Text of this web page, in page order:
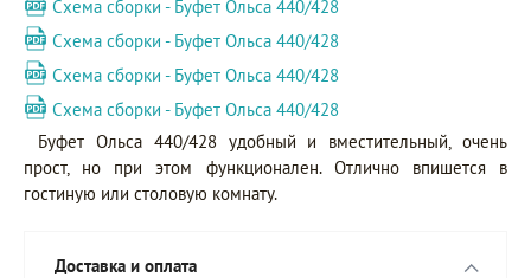
Схема сборки - Буфет Ольса 440/428
Схема сборки - Буфет Ольса 440/428
Схема сборки - Буфет Ольса 440/428
Схема сборки - Буфет Ольса 440/428
Буфет Ольса 440/428 удобный и вместительный, очень
прост, но при этом функционален. Отлично впишется в
гостиную или столовую комнату.
Доставка и оплата